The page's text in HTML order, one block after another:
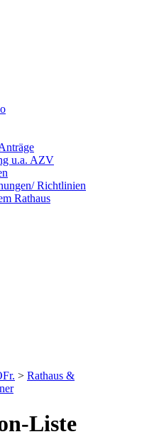
u.a. AZV
Richtlinien
Rathaus
> Rathaus &
Liste